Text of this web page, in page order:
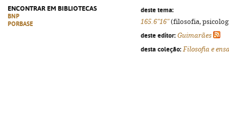
ENCONTRAR EM BIBLIOTECAS
BNP
PORBASE
deste tema:
165.6"16"(filosofia,
deste editor: Guimarães
desta coleção: Filosofia e